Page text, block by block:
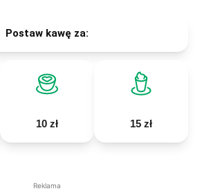
Postaw kawę za:
10 zł 15 zł
Reklama